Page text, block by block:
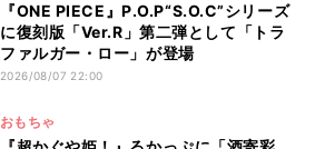
『ONE PIECE』P.O.P“S.O.C”シリーズ
に復刻版「Ver.R」第二弾として「トラ
ファルガー・ロー」が登場
2026/08/07 22:00
おもちゃ